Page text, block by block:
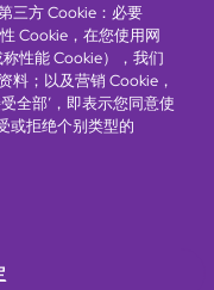
惠住宿奖励计划
讯！
三方 Cookie：必要
Cookie，在您使用网
性能 Cookie），我们
料；以及营销 Cookie，
全部’，即表示您同意使
或拒绝个别类型的